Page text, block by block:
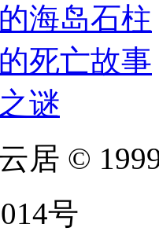
海岛石柱
死亡故事
谜
居 ©
号